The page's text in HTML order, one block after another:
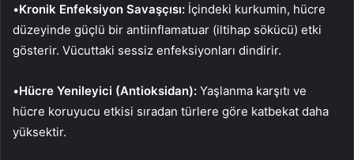
•Kronik Enfeksiyon Savaşçısı: İçindeki kurkumin, hücre
düzeyinde güçlü bir antiinflamatuar (iltihap sökücü) etki
gösterir. Vücuttaki sessiz enfeksiyonları dindirir.
•Hücre Yenileyici (Antioksidan): Yaşlanma karşıtı ve
hücre koruyucu etkisi sıradan türlere göre katbekat daha
yüksektir.